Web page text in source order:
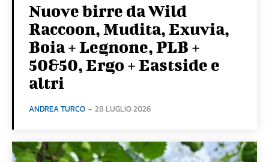
Nuove birre da Wild
Raccoon, Mudita, Exuvia,
Boia + Legnone, PLB +
50&50, Ergo + Eastside e
altri
ANDREA TURCO - 28 LUGLIO 2026